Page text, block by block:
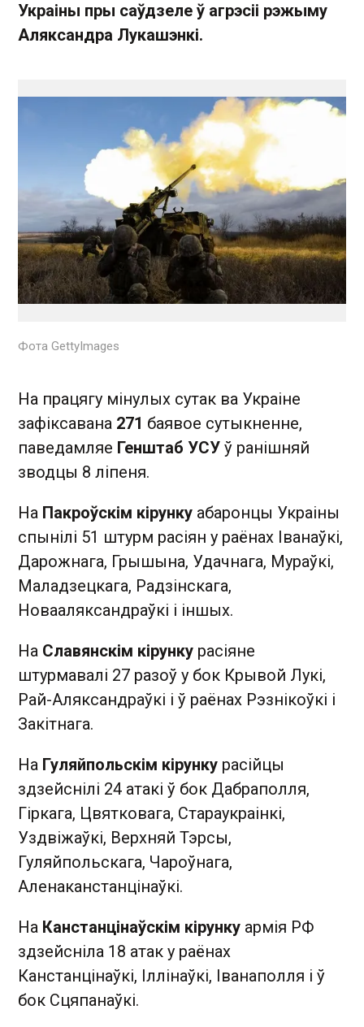
Украіны пры саўдзеле ў агрэсіі рэжыму
Аляксандра Лукашэнкі.
Фота GettyImages
На працягу мінулых сутак ва Украіне
зафіксавана 271 баявое сутыкненне,
паведамляе Генштаб УСУ ў ранішняй
зводцы 8 ліпеня.
На Пакроўскім кірунку абаронцы Украіны
спынілі 51 штурм расіян у раёнах Іванаўкі,
Дарожнага, Грышына, Удачнага, Мураўкі,
Маладзецкага, Радзінскага,
Новааляксандраўкі і іншых.
На Славянскім кірунку расіяне
штурмавалі 27 разоў у бок Крывой Лукі,
Рай-Аляксандраўкі і ў раёнах Рэзнікоўкі і
Закітнага.
На Гуляйпольскім кірунку расійцы
здзейснілі 24 атакі ў бок Дабраполля,
Гіркага, Цвятковага, Стараукраінкі,
Уздвіжаўкі, Верхняй Тэрсы,
Гуляйпольскага, Чароўнага,
Аленаканстанцінаўкі.
На Канстанцінаўскім кірунку армія РФ
здзейсніла 18 атак у раёнах
Канстанцінаўкі, Іллінаўкі, Іванаполля і ў
бок Сцяпанаўкі.